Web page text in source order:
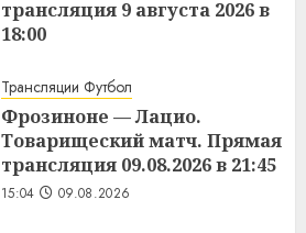
трансляция 9 августа 2026 в
18:00
Трансляции Футбол
Фрозиноне — Лацио.
Товарищеский матч. Прямая
трансляция 09.08.2026 в 21:45
15:04 09.08.2026